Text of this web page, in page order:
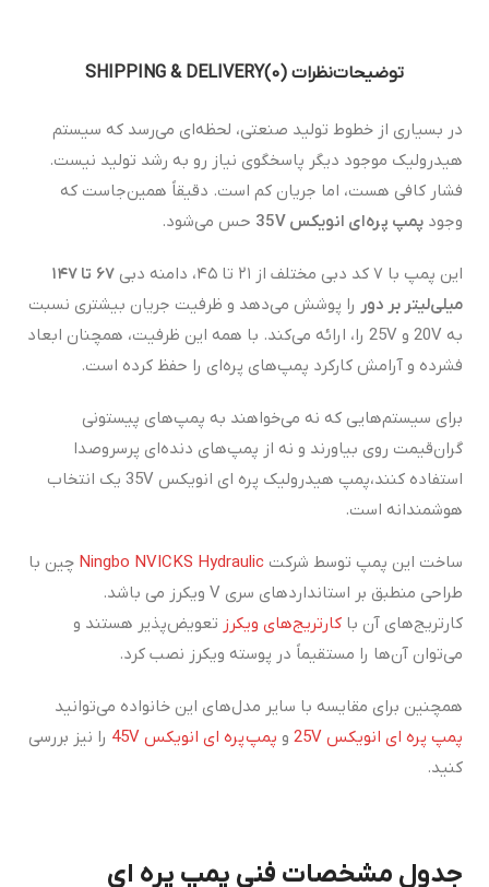
توضیحاتنظرات (0) SHIPPING & DELIVERY
در بسیاری از خطوط تولید صنعتی، لحظه‌ای می‌رسد که سیستم
هیدرولیک موجود دیگر پاسخگوی نیاز رو به رشد تولید نیست.
فشار کافی هست، اما جریان کم است. دقیقاً همین‌جاست که
وجود پمپ پره‌ای انویکس 35V حس می‌شود.
این پمپ با ۷ کد دبی مختلف از ۲۱ تا ۴۵، دامنه دبی ۶۷ تا ۱۴۷
میلی‌لیتر بر دور را پوشش می‌دهد و ظرفیت جریان بیشتری نسبت
به 20V و 25V را، ارائه می‌کند. با همه این ظرفیت، همچنان ابعاد
فشرده و آرامش کارکرد پمپ‌های پره‌ای را حفظ کرده است.
برای سیستم‌هایی که نه می‌خواهند به پمپ‌های پیستونی
گران‌قیمت روی بیاورند و نه از پمپ‌های دنده‌ای پرسروصدا
استفاده کنند،پمپ هیدرولیک پره ای انویکس 35V یک انتخاب
هوشمندانه است.
ساخت این پمپ توسط شرکت Ningbo NVICKS Hydraulic چین با
طراحی منطبق بر استانداردهای سری V ویکرز می باشد.
کارتریج‌های آن با کارتریج‌های ویکرز تعویض‌پذیر هستند و
می‌توان آن‌ها را مستقیماً در پوسته ویکرز نصب کرد.
همچنین برای مقایسه با سایر مدل‌های این خانواده می‌توانید
پمپ پره ای انویکس 25V
و پمپ پره ای انویکس 45V
را نیز بررسی
کنید.
جدول مشخصات فنی پمپ پره ای